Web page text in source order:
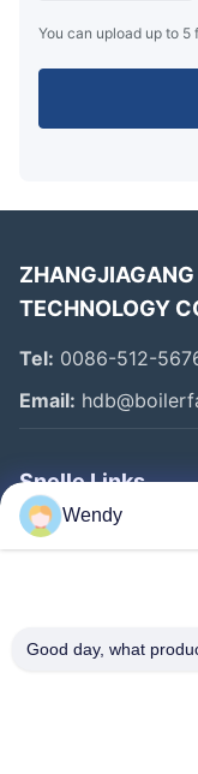
You can upload up to 5
ZHANGJIAGANG
TECHNOLOGY
Tel: 0086-512-
Email:
Snelle Links
Huis
Fabrieksreis
Wendy
Good day, what